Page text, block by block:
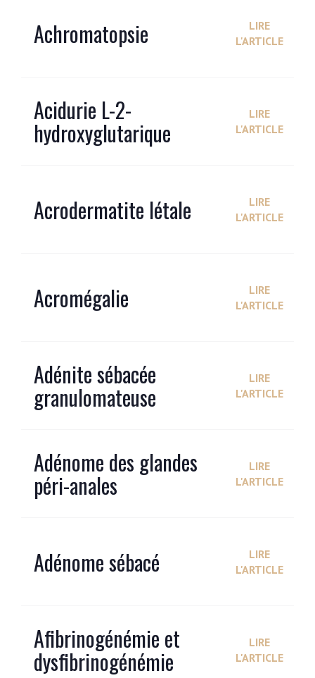
Achromatopsie
LIRE
L'ARTICLE
Acidurie L-2-
hydroxyglutarique
LIRE
L'ARTICLE
Acrodermatite létale
LIRE
L'ARTICLE
Acromégalie
LIRE
L'ARTICLE
Adénite sébacée
granulomateuse
LIRE
L'ARTICLE
Adénome des glandes
péri-anales
LIRE
L'ARTICLE
Adénome sébacé
LIRE
L'ARTICLE
Afibrinogénémie et
dysfibrinogénémie
LIRE
L'ARTICLE